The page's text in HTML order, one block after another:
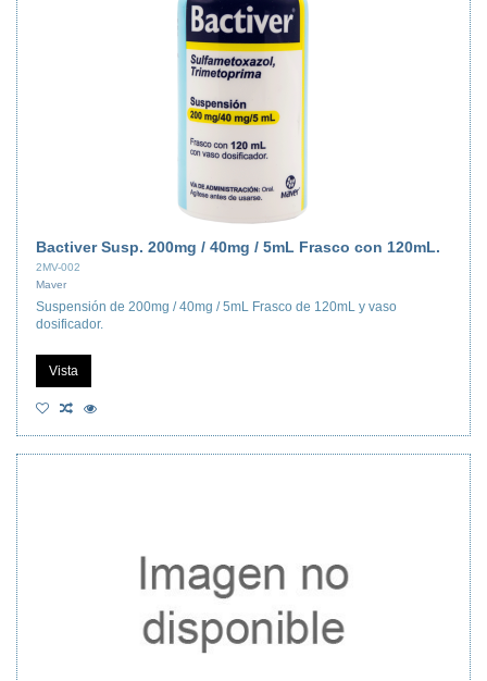
Bactiver Susp. 200mg / 40mg / 5mL Frasco con 120mL.
2MV-002
Maver
Suspensión de 200mg / 40mg / 5mL Frasco de 120mL y vaso
dosificador.
Vista